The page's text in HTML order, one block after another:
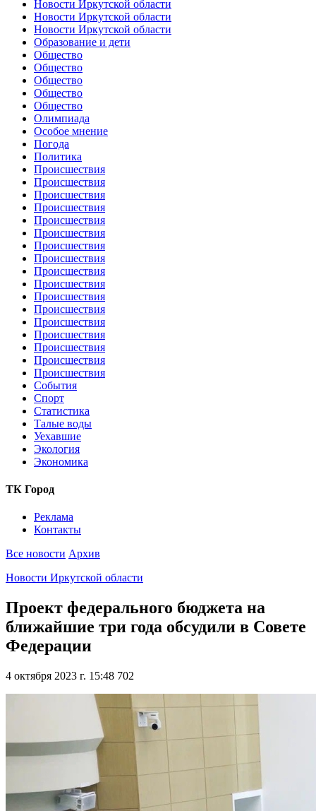
Новости Иркутской области
Новости Иркутской области
Новости Иркутской области
Образование и дети
Общество
Общество
Общество
Общество
Общество
Олимпиада
Особое мнение
Погода
Политика
Происшествия
Происшествия
Происшествия
Происшествия
Происшествия
Происшествия
Происшествия
Происшествия
Происшествия
Происшествия
Происшествия
Происшествия
Происшествия
Происшествия
Происшествия
Происшествия
Происшествия
События
Спорт
Статистика
Талые воды
Уехавшие
Экология
Экономика
ТК Город
Реклама
Контакты
Все новости Архив
Новости Иркутской области
Проект федерального бюджета на
ближайшие три года обсудили в Совете
Федерации
4 октября 2023 г. 15:48 702